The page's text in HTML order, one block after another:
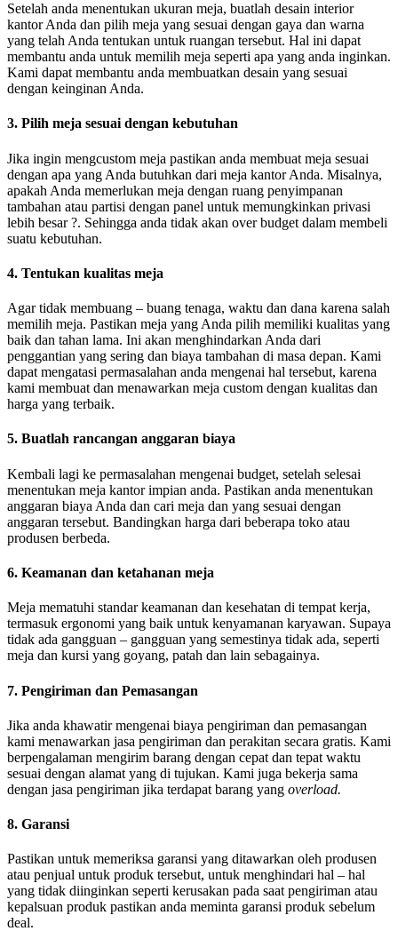
Setelah anda menentukan ukuran meja, buatlah desain interior
kantor Anda dan pilih meja yang sesuai dengan gaya dan warna
yang telah Anda tentukan untuk ruangan tersebut. Hal ini dapat
membantu anda untuk memilih meja seperti apa yang anda inginkan.
Kami dapat membantu anda membuatkan desain yang sesuai
dengan keinginan Anda.
3. Pilih meja sesuai dengan kebutuhan
Jika ingin mengcustom meja pastikan anda membuat meja sesuai
dengan apa yang Anda butuhkan dari meja kantor Anda. Misalnya,
apakah Anda memerlukan meja dengan ruang penyimpanan
tambahan atau partisi dengan panel untuk memungkinkan privasi
lebih besar ?. Sehingga anda tidak akan over budget dalam membeli
suatu kebutuhan.
4. Tentukan kualitas meja
Agar tidak membuang – buang tenaga, waktu dan dana karena salah
memilih meja. Pastikan meja yang Anda pilih memiliki kualitas yang
baik dan tahan lama. Ini akan menghindarkan Anda dari
penggantian yang sering dan biaya tambahan di masa depan. Kami
dapat mengatasi permasalahan anda mengenai hal tersebut, karena
kami membuat dan menawarkan meja custom dengan kualitas dan
harga yang terbaik.
5. Buatlah rancangan anggaran biaya
Kembali lagi ke permasalahan mengenai budget, setelah selesai
menentukan meja kantor impian anda. Pastikan anda menentukan
anggaran biaya Anda dan cari meja dan yang sesuai dengan
anggaran tersebut. Bandingkan harga dari beberapa toko atau
produsen berbeda.
6. Keamanan dan ketahanan meja
Meja mematuhi standar keamanan dan kesehatan di tempat kerja,
termasuk ergonomi yang baik untuk kenyamanan karyawan. Supaya
tidak ada gangguan – gangguan yang semestinya tidak ada, seperti
meja dan kursi yang goyang, patah dan lain sebagainya.
7. Pengiriman dan Pemasangan
Jika anda khawatir mengenai biaya pengiriman dan pemasangan
kami menawarkan jasa pengiriman dan perakitan secara gratis. Kami
berpengalaman mengirim barang dengan cepat dan tepat waktu
sesuai dengan alamat yang di tujukan. Kami juga bekerja sama
dengan jasa pengiriman jika terdapat barang yang overload.
8. Garansi
Pastikan untuk memeriksa garansi yang ditawarkan oleh produsen
atau penjual untuk produk tersebut, untuk menghindari hal – hal
yang tidak diinginkan seperti kerusakan pada saat pengiriman atau
kepalsuan produk pastikan anda meminta garansi produk sebelum
deal.